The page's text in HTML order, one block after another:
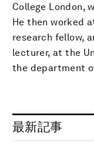
College London,
He then worked
research fellow,
lecturer, at the
the department
最新記事